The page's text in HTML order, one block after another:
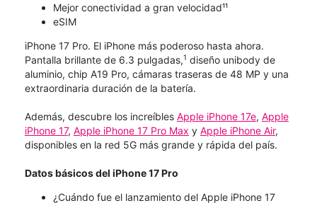
Mejor conectividad a gran velocidad¹¹
eSIM
iPhone 17 Pro. El iPhone más poderoso hasta ahora.
Pantalla brillante de 6.3 pulgadas,1 diseño unibody de
aluminio, chip A19 Pro, cámaras traseras de 48 MP y una
extraordinaria duración de la batería.
Además, descubre los increíbles Apple iPhone 17e, Apple
iPhone 17, Apple iPhone 17 Pro Max y Apple iPhone Air,
disponibles en la red 5G más grande y rápida del país.
Datos básicos del iPhone 17 Pro
¿Cuándo fue el lanzamiento del Apple iPhone 17